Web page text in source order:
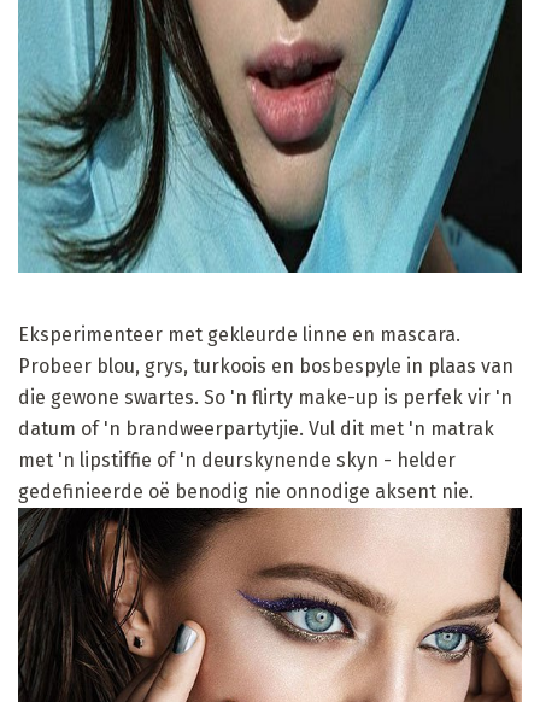
ad
Eksperimenteer met gekleurde linne en mascara.
Probeer blou, grys, turkoois en bosbespyle in plaas van
die gewone swartes. So 'n flirty make-up is perfek vir 'n
datum of 'n brandweerpartytjie. Vul dit met 'n matrak
met 'n lipstiffie of 'n deurskynende skyn - helder
gedefinieerde oë benodig nie onnodige aksent nie.